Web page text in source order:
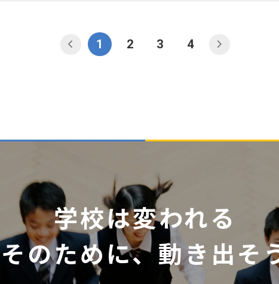
1 2 3 4
学校は変われる
そのために、動き出そ